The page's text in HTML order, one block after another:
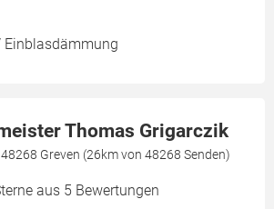
Einblasdämmung
Thomas Grigarczik
Greven (26km von 48268 Senden)
aus 5 Bewertungen